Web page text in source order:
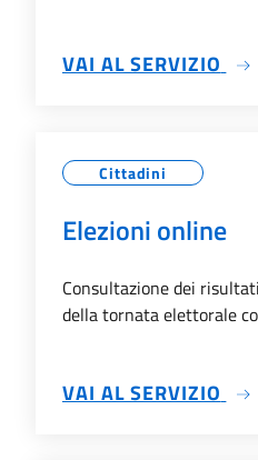
VAI AL SERVIZIO
Cittadini
Elezioni online
Consultazione dei
della tornata elettorale
VAI AL SERVIZIO